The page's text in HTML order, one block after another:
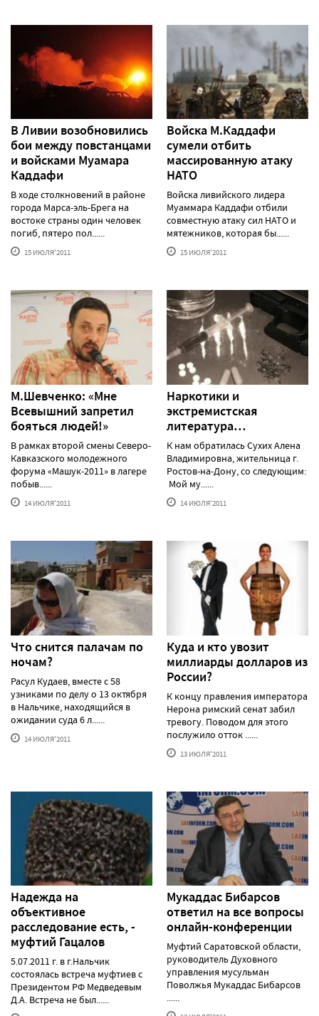
В Ливии возобновились
бои между повстанцами
и войсками Муамара
Каддафи
В ходе столкновений в районе
города Марса-эль-Брега на
востоке страны один человек
погиб, пятеро пол......
15 ИЮЛЯ'2011
Войска М.Каддафи
сумели отбить
массированную атаку
НАТО
Войска ливийского лидера
Муаммара Каддафи отбили
совместную атаку сил НАТО и
мятежников, которая бы......
15 ИЮЛЯ'2011
М.Шевченко: «Мне
Всевышний запретил
бояться людей!»
В рамках второй смены Северо-
Кавказского молодежного
форума «Машук-2011» в лагере
побыв......
14 ИЮЛЯ'2011
Наркотики и
экстремистская
литература…
К нам обратилась Сухих Алена
Владимировна, жительница г.
Ростов-на-Дону, со следующим:
Мой му......
14 ИЮЛЯ'2011
Что снится палачам по
ночам?
Расул Кудаев, вместе с 58
узниками по делу о 13 октября
в Нальчике, находящийся в
ожидании суда 6 л......
14 ИЮЛЯ'2011
Куда и кто увозит
миллиарды долларов из
России?
К концу правления императора
Нерона римский сенат забил
тревогу. Поводом для этого
послужило отток ......
13 ИЮЛЯ'2011
Надежда на
объективное
расследование есть, -
муфтий Гацалов
5.07.2011 г. в г.Нальчик
состоялась встреча муфтиев с
Президентом РФ Медведевым
Д.А. Встреча не был......
Мукаддас Бибарсов
ответил на все вопросы
онлайн-конференции
Муфтий Саратовской области,
руководитель Духовного
управления мусульман
Поволжья Мукаддас Бибарсов
......